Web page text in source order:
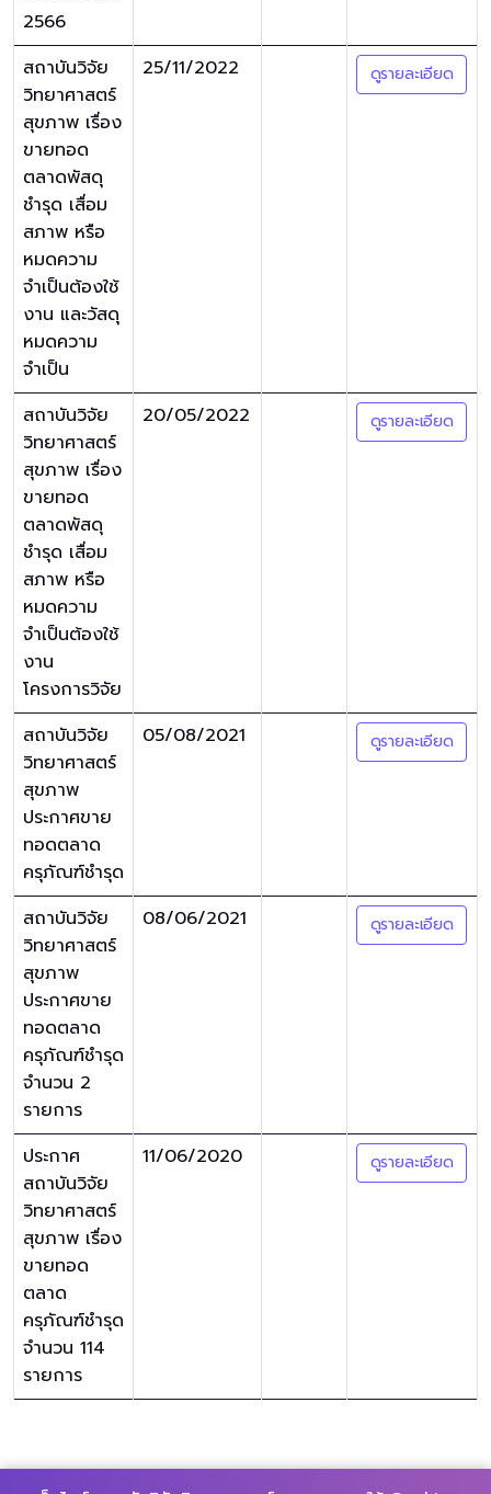
2566
สถาบันวิจัย
วิทยาศาสตร์
สุขภาพ เรื่อง
ขายทอด
ตลาดพัสดุ
ชำรุด เสื่อม
สภาพ หรือ
หมดความ
จำเป็นต้องใช้
งาน และวัสดุ
หมดความ
จำเป็น
25/11/2022 ดูรายละเอียด
สถาบันวิจัย
วิทยาศาสตร์
สุขภาพ เรื่อง
ขายทอด
ตลาดพัสดุ
ชำรุด เสื่อม
สภาพ หรือ
หมดความ
จำเป็นต้องใช้
งาน
โครงการวิจัย
20/05/2022 ดูรายละเอียด
สถาบันวิจัย
วิทยาศาสตร์
สุขภาพ
ประกาศขาย
ทอดตลาด
ครุภัณฑ์ชำรุด
05/08/2021 ดูรายละเอียด
สถาบันวิจัย
วิทยาศาสตร์
สุขภาพ
ประกาศขาย
ทอดตลาด
ครุภัณฑ์ชำรุด
จำนวน 2
รายการ
08/06/2021 ดูรายละเอียด
ประกาศ
สถาบันวิจัย
วิทยาศาสตร์
สุขภาพ เรื่อง
ขายทอด
ตลาด
ครุภัณฑ์ชำรุด
จำนวน 114
รายการ
11/06/2020 ดูรายละเอียด